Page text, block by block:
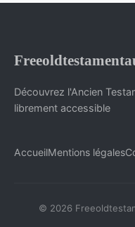
Découvrez l'Ancien
librement accessible
AccueilMentions légales
© 2026